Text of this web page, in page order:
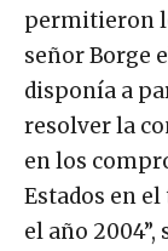
permitieron
señor Borge
disponía a
resolver la
en los
Estados en
el año 2004”,